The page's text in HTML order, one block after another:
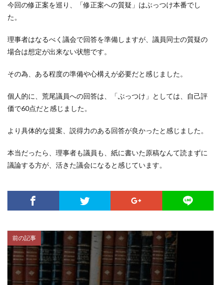
今回の修正案を巡り、「修正案への質疑」はぶっつけ本番でし
た。
理事者はなるべく議会で回答を準備しますが、議員同士の質疑の
場合は想定が出来ない状態です。
その為、ある程度の準備や心構えが必要だと感じました。
個人的に、荒尾議員への回答は、「ぶっつけ」としては、自己評
価で60点だと感じました。
より具体的な提案、説得力のある回答が良かったと感じました。
本当だったら、理事者も議員も、紙に書いた原稿なんて読まずに
議論する方が、活きた議会になると感じています。
前の記事